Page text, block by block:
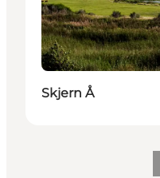
Skjern Å